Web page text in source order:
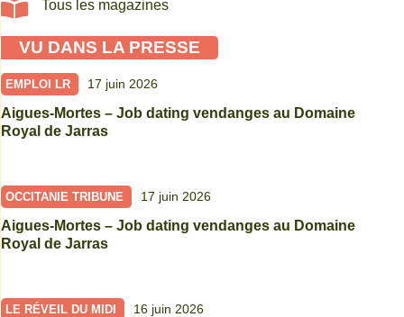
Tous les magazines
VU DANS LA PRESSE
EMPLOI LR 17 juin 2026
Aigues-Mortes – Job dating vendanges au Domaine
Royal de Jarras
OCCITANIE TRIBUNE 17 juin 2026
Aigues-Mortes – Job dating vendanges au Domaine
Royal de Jarras
LE RÉVEIL DU MIDI 16 juin 2026